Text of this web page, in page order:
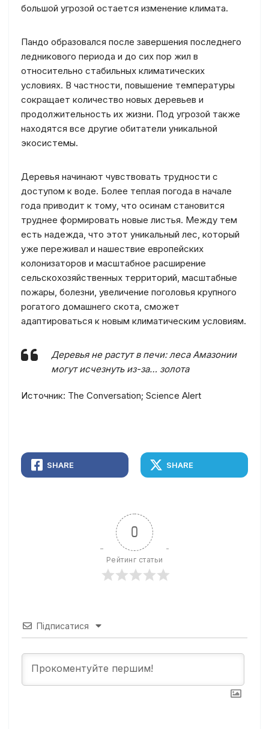
большой угрозой остается изменение климата.
Пандо образовался после завершения последнего
ледникового периода и до сих пор жил в
относительно стабильных климатических
условиях. В частности, повышение температуры
сокращает количество новых деревьев и
продолжительность их жизни. Под угрозой также
находятся все другие обитатели уникальной
экосистемы.
Деревья начинают чувствовать трудности с
доступом к воде. Более теплая погода в начале
года приводит к тому, что осинам становится
труднее формировать новые листья. Между тем
есть надежда, что этот уникальный лес, который
уже переживал и нашествие европейских
колонизаторов и масштабное расширение
сельскохозяйственных территорий, масштабные
пожары, болезни, увеличение поголовья крупного
рогатого домашнего скота, сможет
адаптироваться к новым климатическим условиям.
Деревья не растут в печи: леса Амазонии
могут исчезнуть из-за… золота
Источник: The Conversation; Science Alert
SHARE SHARE
0
Рейтинг статьи
Підписатися